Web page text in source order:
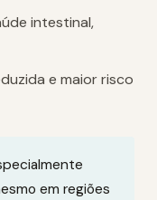
intestinal,
e maior risco
em regiões